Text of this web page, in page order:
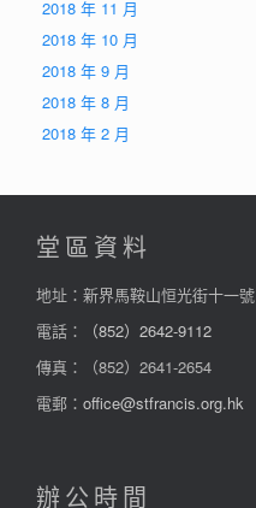
2018 年 11 月
2018 年 10 月
2018 年 9 月
2018 年 8 月
2018 年 2 月
堂區資料
地址：新界馬鞍山恒光街十一號
電話：
（852）2642-9112
傳真：（852）2641-2654
電郵： office@stfrancis.org.hk
辦公時間